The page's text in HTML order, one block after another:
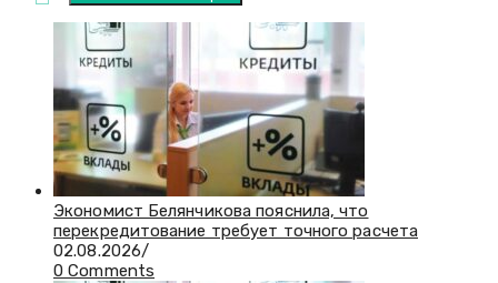
Экономист Белянчикова пояснила, что
перекредитование требует точного расчета
02.08.2026/
0 Comments